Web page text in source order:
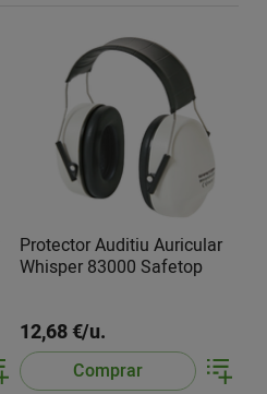
Protector Auditiu Auricular
Whisper 83000 Safetop
12,68 €/u.
Comprar